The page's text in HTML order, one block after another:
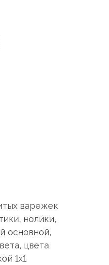
варежек
нолики,
основной,
цвета
1x1.